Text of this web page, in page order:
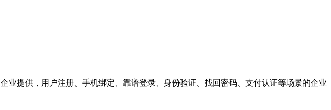
提供，用户注册、手机绑定、靠谱登录、身份验证、找回密码、支付认证等场景的企业